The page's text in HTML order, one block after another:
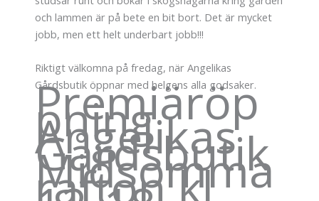
och lammen är på bete en bit bort. Det är mycket
jobb, men ett helt underbart jobb!!!
Riktigt välkomna på fredag, när Angelikas
Gårdsbutik öppnar med helgens alla godsaker.
Premiäröp
pning
Angelikas
Gårdsbutik
Midsomma
rafton kl